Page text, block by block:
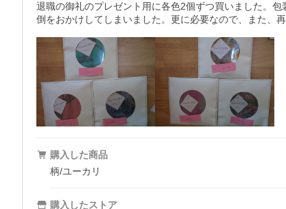
退職の御礼のプレゼント用に各色2個ずつ買いました。
倒をおかけしてしまいました。更に必要なので、また、
購入した商品
柄/ユーカリ
購入したストア